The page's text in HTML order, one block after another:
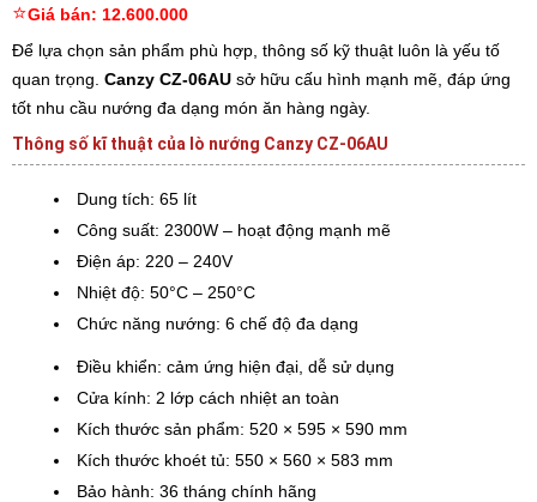
⭐️Giá bán: 12.600.000
Để lựa chọn sản phẩm phù hợp, thông số kỹ thuật luôn là yếu tố
quan trọng. Canzy CZ-06AU sở hữu cấu hình mạnh mẽ, đáp ứng
tốt nhu cầu nướng đa dạng món ăn hàng ngày.
Thông số kĩ thuật của lò nướng Canzy CZ-06AU
Dung tích: 65 lít
Công suất: 2300W – hoạt động mạnh mẽ
Điện áp: 220 – 240V
Nhiệt độ: 50°C – 250°C
Chức năng nướng: 6 chế độ đa dạng
Điều khiển: cảm ứng hiện đại, dễ sử dụng
Cửa kính: 2 lớp cách nhiệt an toàn
Kích thước sản phẩm: 520 × 595 × 590 mm
Kích thước khoét tủ: 550 × 560 × 583 mm
Bảo hành: 36 tháng chính hãng